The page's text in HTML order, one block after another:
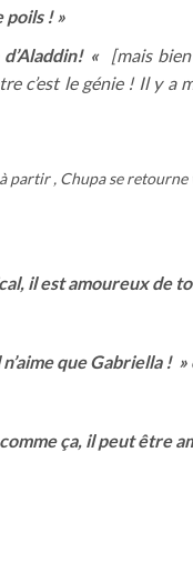
poils ! »
« [mais
c’est le génie ! Il y
partir , Chupa se retourne
il est amoureux de
que Gabriella !
ça, il peut être